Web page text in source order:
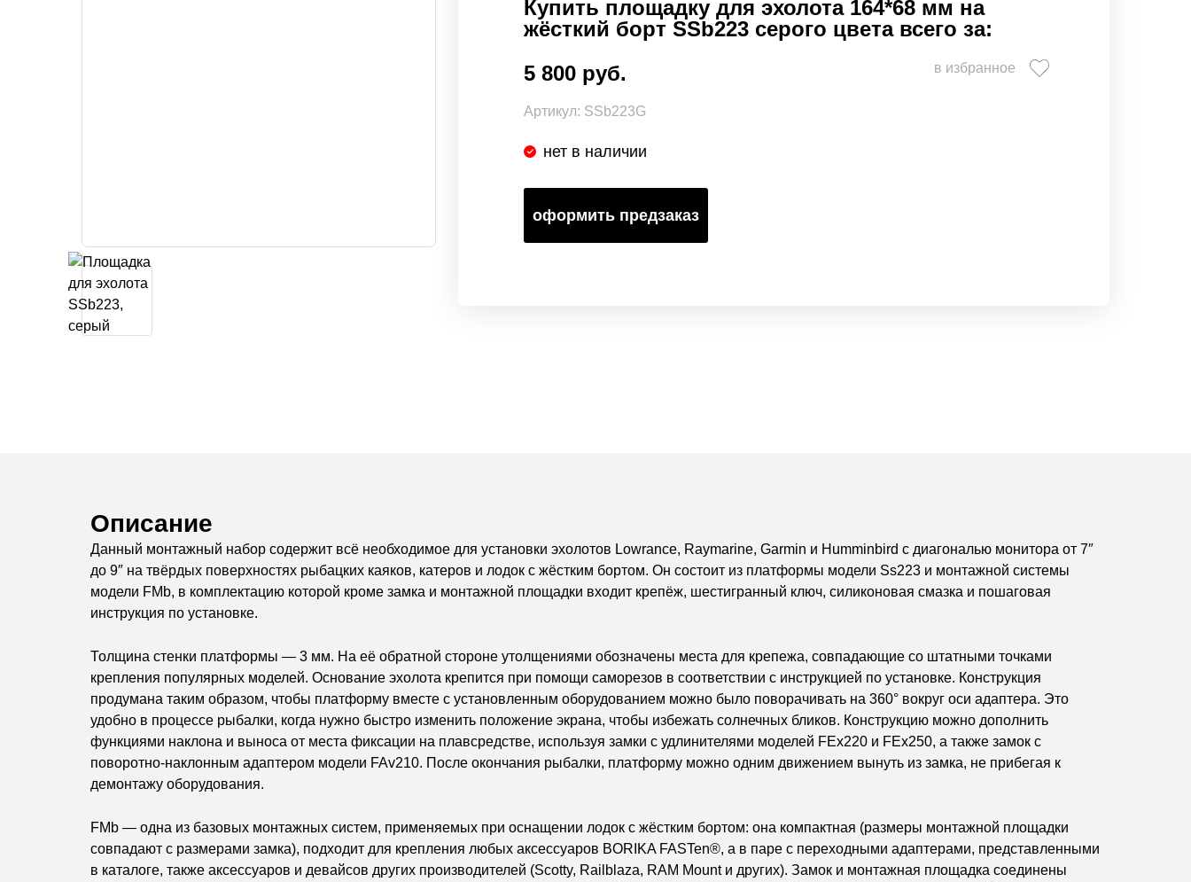
Купить площадку для эхолота 164*68 мм на
жёсткий борт SSb223 серого цвета всего за:
5 800 руб.
в избранное
Артикул: SSb223G
нет в наличии
оформить предзаказ
Описание
Данный монтажный набор содержит всё необходимое для установки эхолотов Lowrance, Raymarine, Garmin и Humminbird с диагональю монитора от 7″
до 9″ на твёрдых поверхностях рыбацких каяков, катеров и лодок с жёстким бортом. Он состоит из платформы модели Ss223 и монтажной системы
модели FMb, в комплектацию которой кроме замка и монтажной площадки входит крепёж, шестигранный ключ, силиконовая смазка и пошаговая
инструкция по установке.
Толщина стенки платформы — 3 мм. На её обратной стороне утолщениями обозначены места для крепежа, совпадающие со штатными точками
крепления популярных моделей. Основание эхолота крепится при помощи саморезов в соответствии с инструкцией по установке. Конструкция
продумана таким образом, чтобы платформу вместе с установленным оборудованием можно было поворачивать на 360° вокруг оси адаптера. Это
удобно в процессе рыбалки, когда нужно быстро изменить положение экрана, чтобы избежать солнечных бликов. Конструкцию можно дополнить
функциями наклона и выноса от места фиксации на плавсредстве, используя замки с удлинителями моделей FEx220 и FEx250, а также замок с
поворотно-наклонным адаптером модели FAv210. После окончания рыбалки, платформу можно одним движением вынуть из замка, не прибегая к
демонтажу оборудования.
FMb — одна из базовых монтажных систем, применяемых при оснащении лодок с жёстким бортом: она компактная (размеры монтажной площадки
совпадают с размерами замка), подходит для крепления любых аксессуаров BORIKA FASTen®, а в паре с переходными адаптерами, представленными
в каталоге, также аксессуаров и девайсов других производителей (Scotty, Railblaza, RAM Mount и других). Замок и монтажная площадка соединены